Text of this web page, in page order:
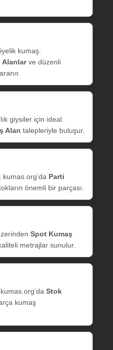
kumaş.
Alanlarve düzenli
giysiler için ideal.
Alan talepleriyle buluşur.
kumas.org’da Parti
önemli bir parçası.
Spot Kumaş
metrajlar sunulur.
Stok
kumaş